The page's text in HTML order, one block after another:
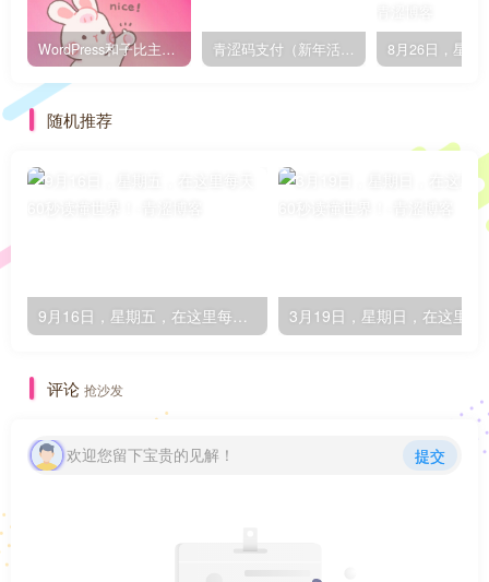
WordPress和子比主题模板&网站美化方法教程-已更新到:23-01-8 青涩码支付（新年活动）
随机推荐
评论 抢沙发
欢迎您留下宝贵的见解！ 提交